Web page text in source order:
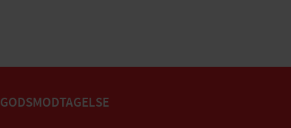
GODSMODTAGELSE